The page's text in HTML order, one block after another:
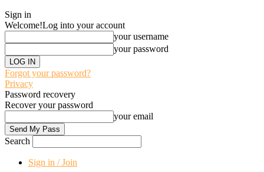
Sign in
Welcome!Log into your account
your username
your password
Forgot your password?
Privacy
Password recovery
Recover your password
your email
Search
Sign in / Join